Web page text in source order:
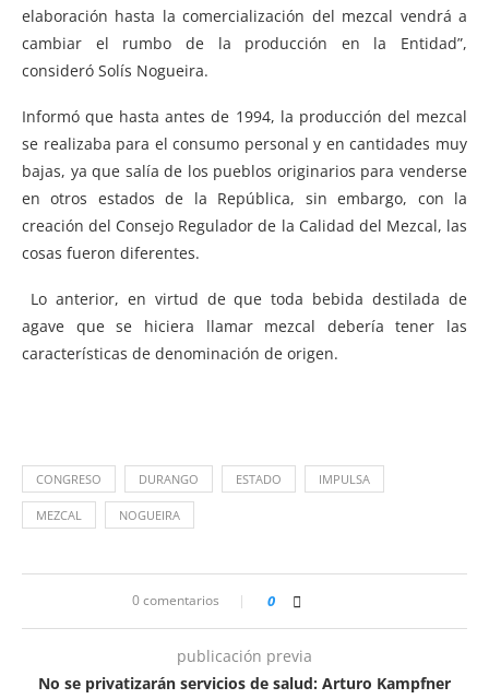
elaboración hasta la comercialización del mezcal vendrá a
cambiar el rumbo de la producción en la Entidad”,
consideró Solís Nogueira.
Informó que hasta antes de 1994, la producción del mezcal
se realizaba para el consumo personal y en cantidades muy
bajas, ya que salía de los pueblos originarios para venderse
en otros estados de la República, sin embargo, con la
creación del Consejo Regulador de la Calidad del Mezcal, las
cosas fueron diferentes.
Lo anterior, en virtud de que toda bebida destilada de
agave que se hiciera llamar mezcal debería tener las
características de denominación de origen.
CONGRESO DURANGO ESTADO IMPULSA
MEZCAL NOGUEIRA
0 comentarios 0
publicación previa
No se privatizarán servicios de salud: Arturo Kampfner